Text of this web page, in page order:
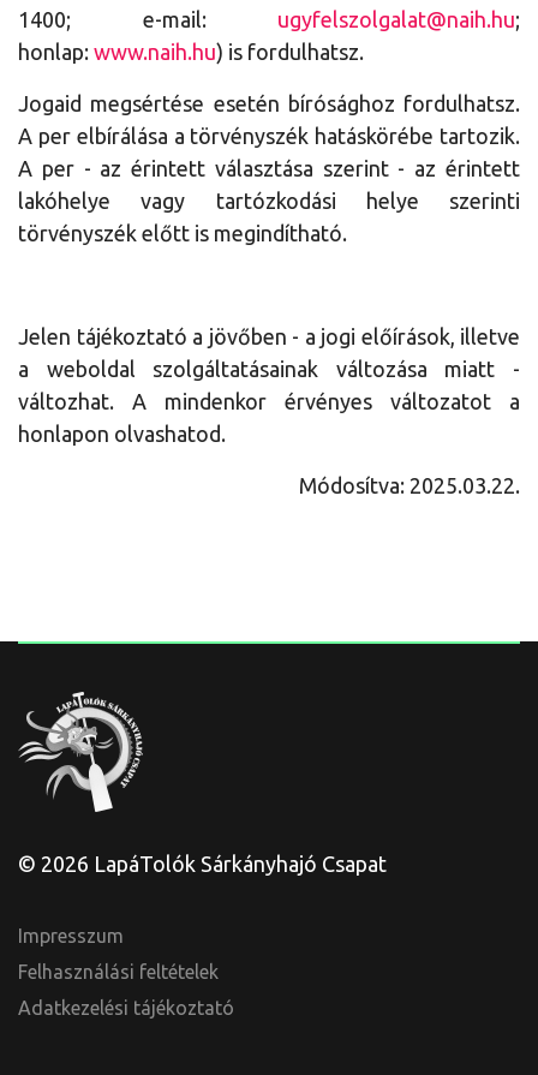
1400; e-mail: ugyfelszolgalat@naih.hu;
honlap: www.naih.hu) is fordulhatsz.
Jogaid megsértése esetén bírósághoz fordulhatsz.
A per elbírálása a törvényszék hatáskörébe tartozik.
A per - az érintett választása szerint - az érintett
lakóhelye vagy tartózkodási helye szerinti
törvényszék előtt is megindítható.
Jelen tájékoztató a jövőben - a jogi előírások, illetve
a weboldal szolgáltatásainak változása miatt -
változhat. A mindenkor érvényes változatot a
honlapon olvashatod.
Módosítva: 2025.03.22.
© 2026 LapáTolók Sárkányhajó Csapat
Impresszum
Felhasználási feltételek
Adatkezelési tájékoztató